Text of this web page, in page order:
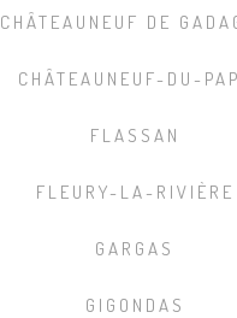
CHÂTEAUNEUF DE
CHÂTEAUNEUF-DU-
FLASSAN
FLEURY-LA-RIVIÈRE
GARGAS
GIGONDAS